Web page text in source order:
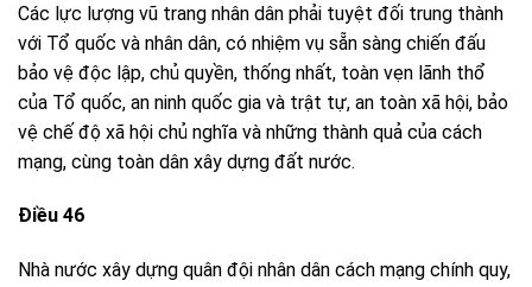
Các lực lượng vũ trang nhân dân phải tuyệt đối trung thành
với Tổ quốc và nhân dân, có nhiệm vụ sẵn sàng chiến đấu
bảo vệ độc lập, chủ quyền, thống nhất, toàn vẹn lãnh thổ
của Tổ quốc, an ninh quốc gia và trật tự, an toàn xã hội, bảo
vệ chế độ xã hội chủ nghĩa và những thành quả của cách
mạng, cùng toàn dân xây dựng đất nước.
Điều 46
Nhà nước xây dựng quân đội nhân dân cách mạng chính quy,